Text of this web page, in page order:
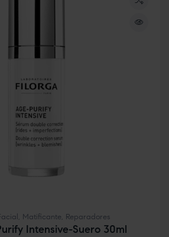
, Matificante, Reparadores
Intensive-Suero 30ml